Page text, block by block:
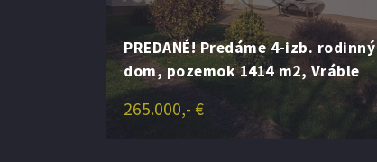
PREDANÉ! Predáme 4-izb. rodinný
dom, pozemok 1414 m2, Vráble
265.000,- €